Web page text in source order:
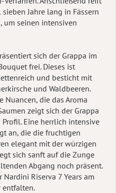
Jahre lang in Fässern
um seinen intensiven
sich der Grappa im
frei. Dieses ist
und besticht mit
und Waldbeeren.
Nuancen, die das Aroma
zeigt sich der Grappa
Eine herrlich intensive
an, die die fruchtigen
elegant mit der würzigen
sich sanft auf die Zunge
Abgang noch präsent.
Riserva 7 Years am
entfalten.